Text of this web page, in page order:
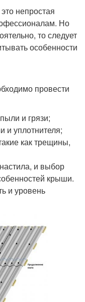
непростая
Но
то следует
особенности
провести
и грязи;
и уплотнителя;
как трещины,
и выбор
крыши.
и уровень